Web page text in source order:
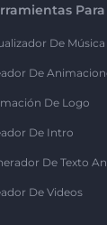
De
De
De Logo
De Intro
De Texto
De Videos